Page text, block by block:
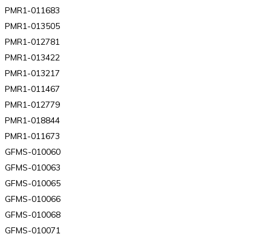
PMR1-011683
PMR1-013505
PMR1-012781
PMR1-013422
PMR1-013217
PMR1-011467
PMR1-012779
PMR1-018844
PMR1-011673
GFMS-010060
GFMS-010063
GFMS-010065
GFMS-010066
GFMS-010068
GFMS-010071